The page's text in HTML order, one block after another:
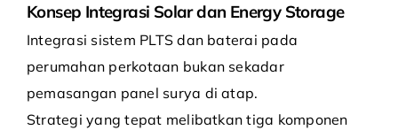
Konsep Integrasi Solar dan Energy Storage
Integrasi sistem PLTS dan baterai pada
perumahan perkotaan bukan sekadar
pemasangan panel surya di atap.
Strategi yang tepat melibatkan tiga komponen